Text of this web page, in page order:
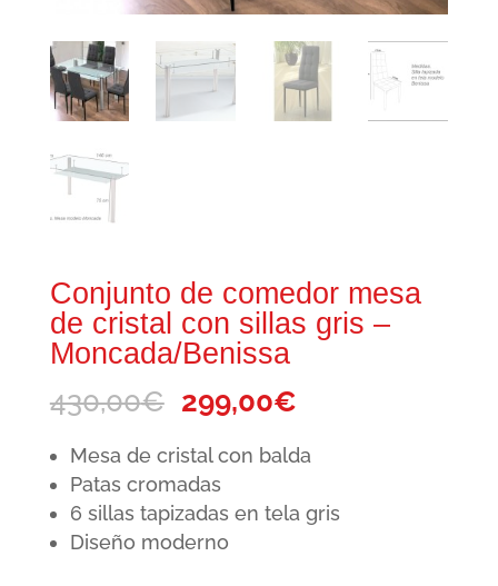
Conjunto de comedor mesa
de cristal con sillas gris –
Moncada/Benissa
430,00€ El
original
era:
430,00€.
299,00€El
actual
es:
299,00€.
Mesa de cristal con balda
Patas cromadas
6 sillas tapizadas en tela gris
Diseño moderno